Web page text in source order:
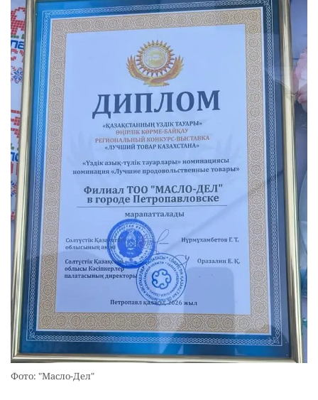
Фото: "Масло-Дел"